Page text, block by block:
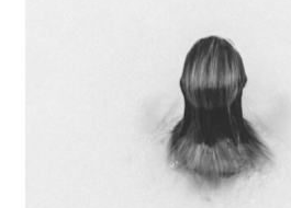
SMALL SLIDER